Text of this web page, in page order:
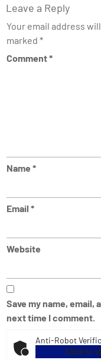
Leave a Reply
Your email address
marked *
Comment*
Name *
Email *
Website
Save my name,
next time I comment.
Anti-Robot
Click to